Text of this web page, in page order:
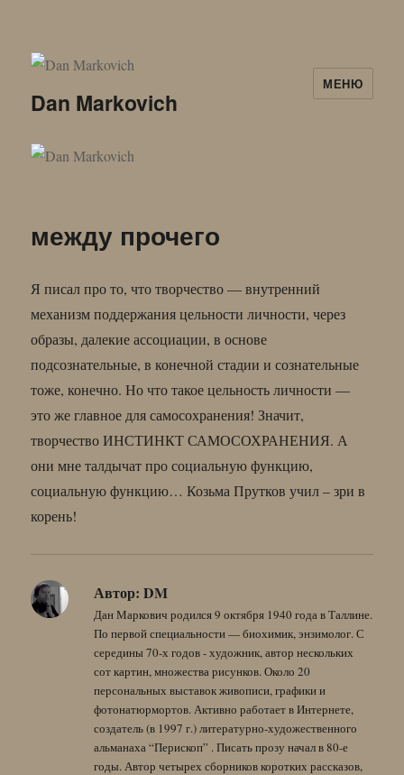
Dan Markovich
МЕНЮ
между прочего
Я писал про то, что творчество — внутренний
механизм поддержания цельности личности, через
образы, далекие ассоциации, в основе
подсознательные, в конечной стадии и сознательные
тоже, конечно. Но что такое цельность личности —
это же главное для самосохранения! Значит,
творчество ИНСТИНКТ САМОСОХРАНЕНИЯ. А
они мне талдычат про социальную функцию,
социальную функцию… Козьма Прутков учил – зри в
корень!
Автор: DM
Дан Маркович родился 9 октября 1940 года в Таллине.
По первой специальности — биохимик, энзимолог. С
середины 70-х годов - художник, автор нескольких
сот картин, множества рисунков. Около 20
персональных выставок живописи, графики и
фотонатюрмортов. Активно работает в Интернете,
создатель (в 1997 г.) литературно-художественного
альманаха “Перископ” . Писать прозу начал в 80-е
годы. Автор четырех сборников коротких рассказов,